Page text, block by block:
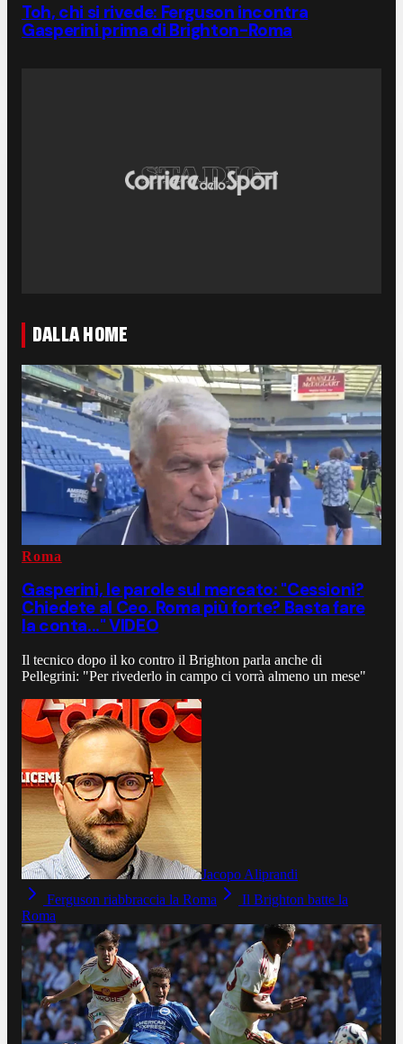
Toh, chi si rivede: Ferguson incontra
Gasperini prima di Brighton-Roma
DALLA HOME
Roma
Gasperini, le parole sul mercato: "Cessioni?
Chiedete al Ceo. Roma più forte? Basta fare
la conta..." VIDEO
Il tecnico dopo il ko contro il Brighton parla anche di
Pellegrini: "Per rivederlo in campo ci vorrà almeno un mese"
Jacopo Aliprandi
Ferguson riabbraccia la Roma
Il Brighton batte la
Roma